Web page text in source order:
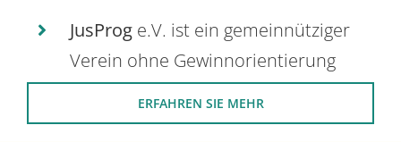
JusProg e.V. ist ein gemeinnütziger
Verein ohne Gewinnorientierung
ERFAHREN SIE MEHR